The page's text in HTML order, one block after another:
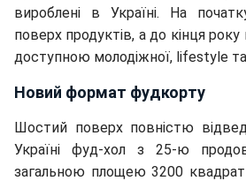
вироблені в Україні. На
поверх продуктів, а до кінця року
доступною молодіжної, lifestyle
Новий формат фудкорту
Шостий поверх повністю
Україні фуд-хол з 25-ю
загальною площею 3200